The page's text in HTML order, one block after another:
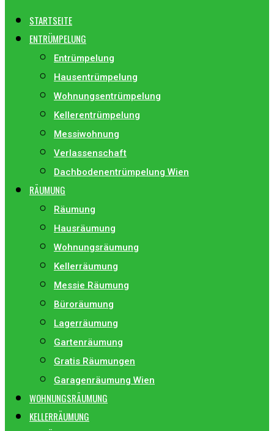
STARTSEITE
ENTRÜMPELUNG
Entrümpelung
Hausentrümpelung
Wohnungsentrümpelung
Kellerentrümpelung
Messiwohnung
Verlassenschaft
Dachbodenentrümpelung Wien
RÄUMUNG
Räumung
Hausräumung
Wohnungsräumung
Kellerräumung
Messie Räumung
Büroräumung
Lagerräumung
Gartenräumung
Gratis Räumungen
Garagenräumung Wien
WOHNUNGSRÄUMUNG
KELLERRÄUMUNG